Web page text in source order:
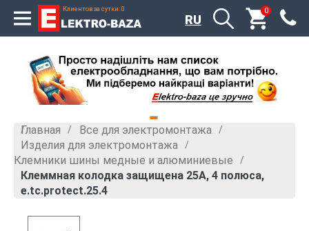
Клиентов за сутки: 0 0
RU
Главная » Все для электромонтажа »
Изделия для электромонтажа »
Клемники шины медные и алюминиевые »
Клеммная колодка защищена 25А, 4 полюса,
e.tc.protect.25.4